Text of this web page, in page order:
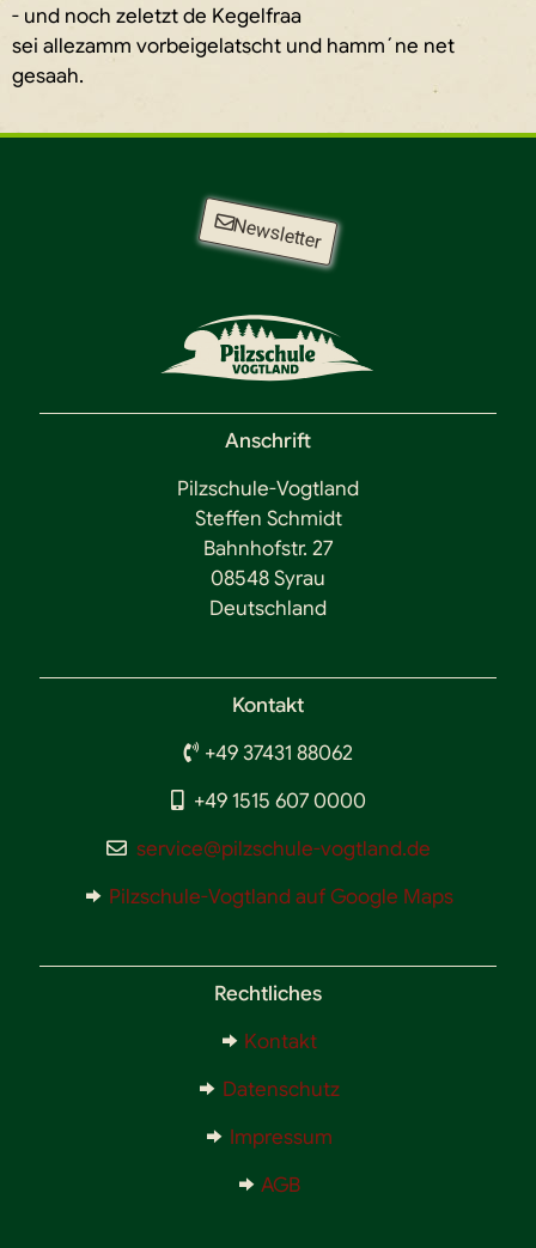
- und noch zeletzt de Kegelfraa
sei allezamm vorbeigelatscht und hamm´ne net
gesaah.
Newsletter
Anschrift
Pilzschule-Vogtland
Steffen Schmidt
Bahnhofstr. 27
08548 Syrau
Deutschland
Kontakt
+49 37431 88062
+49 1515 607 0000
service@pilzschule-vogtland.de
Pilzschule-Vogtland auf Google Maps
Rechtliches
Kontakt
Datenschutz
Impressum
AGB